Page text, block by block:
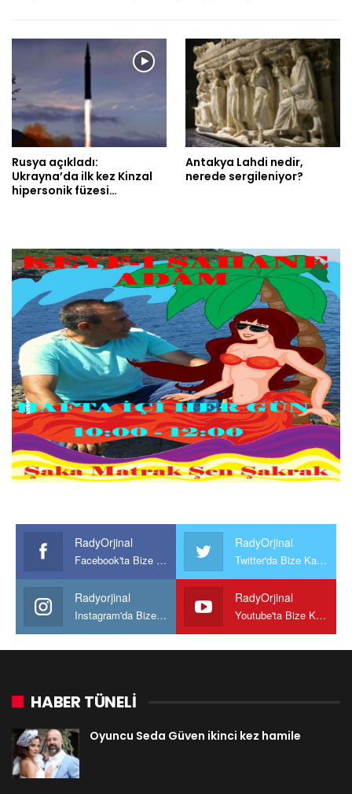
Rusya açıkladı:
Ukrayna’da ilk kez Kinzal
hipersonik füzesi…
Antakya Lahdi nedir,
nerede sergileniyor?
RadyOrjinal
Facebook'ta Bize Katılın
RadyOrjinal
Twitter'da Bize Katılın
Radyorjinal
Instagram'da Bize katılın
RadyOrjinal
Youtube'ta Bize Katılın
HABER TÜNELİ
Oyuncu Seda Güven ikinci kez hamile